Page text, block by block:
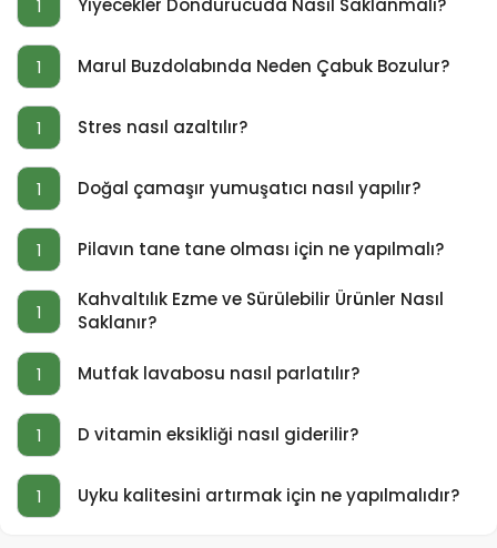
1 Yiyecekler Dondurucuda Nasıl Saklanmalı?
1 Marul Buzdolabında Neden Çabuk Bozulur?
1 Stres nasıl azaltılır?
1 Doğal çamaşır yumuşatıcı nasıl yapılır?
1 Pilavın tane tane olması için ne yapılmalı?
1
Kahvaltılık Ezme ve Sürülebilir Ürünler Nasıl
Saklanır?
1 Mutfak lavabosu nasıl parlatılır?
1 D vitamin eksikliği nasıl giderilir?
1 Uyku kalitesini artırmak için ne yapılmalıdır?